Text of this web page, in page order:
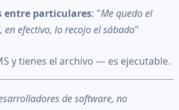
entre particulares: "Me quedo el
en efectivo, lo recojo el sábado"
y tienes el archivo — es ejecutable.
de software, no